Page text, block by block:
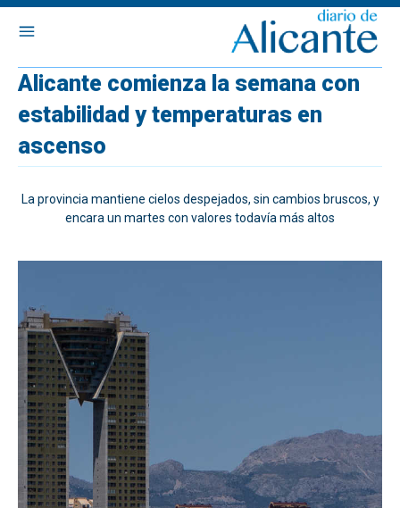
Alicante comienza la semana con
estabilidad y temperaturas en
ascenso
La provincia mantiene cielos despejados, sin cambios bruscos, y
encara un martes con valores todavía más altos